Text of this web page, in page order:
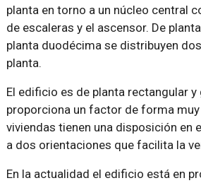
planta en torno a un núcleo central
de escaleras y el ascensor. De
planta duodécima se distribuyen
planta.
El edificio es de planta rectangular y
proporciona un factor de forma
viviendas tienen una disposición en
a dos orientaciones que facilita la
En la actualidad el edificio está en